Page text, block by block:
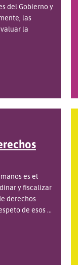
del Gobierno y
las
la
es el
y fiscalizar
derechos
de esos ...